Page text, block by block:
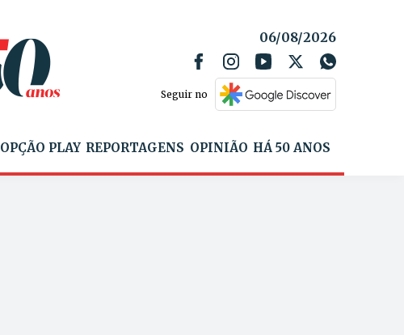
06/08/2026
Seguir no
OPÇÃO PLAY REPORTAGENS OPINIÃO HÁ 50 ANOS